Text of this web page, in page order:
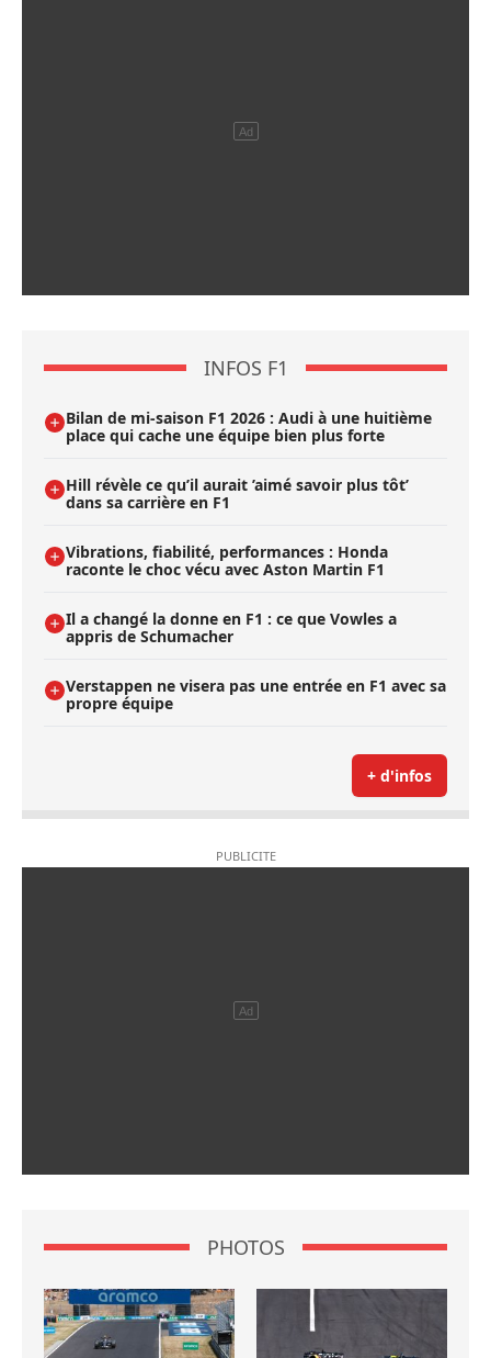
INFOS F1
Bilan de mi-saison F1 2026 : Audi à une huitième
place qui cache une équipe bien plus forte
Hill révèle ce qu’il aurait ’aimé savoir plus tôt’
dans sa carrière en F1
Vibrations, fiabilité, performances : Honda
raconte le choc vécu avec Aston Martin F1
Il a changé la donne en F1 : ce que Vowles a
appris de Schumacher
Verstappen ne visera pas une entrée en F1 avec sa
propre équipe
+ d'infos
PHOTOS